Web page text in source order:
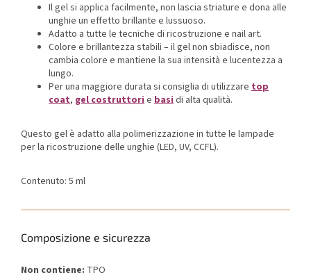
Il gel si applica facilmente, non lascia striature e dona alle
unghie un effetto brillante e lussuoso.
Adatto a tutte le tecniche di ricostruzione e nail art.
Colore e brillantezza stabili – il gel non sbiadisce, non
cambia colore e mantiene la sua intensità e lucentezza a
lungo.
Per una maggiore durata si consiglia di utilizzare top
coat, gel costruttorie basidi alta qualità.
Questo gel è adatto alla polimerizzazione in tutte le lampade
per la ricostruzione delle unghie (LED, UV, CCFL).
Contenuto: 5 ml
Composizione e sicurezza
Non contiene: TPO